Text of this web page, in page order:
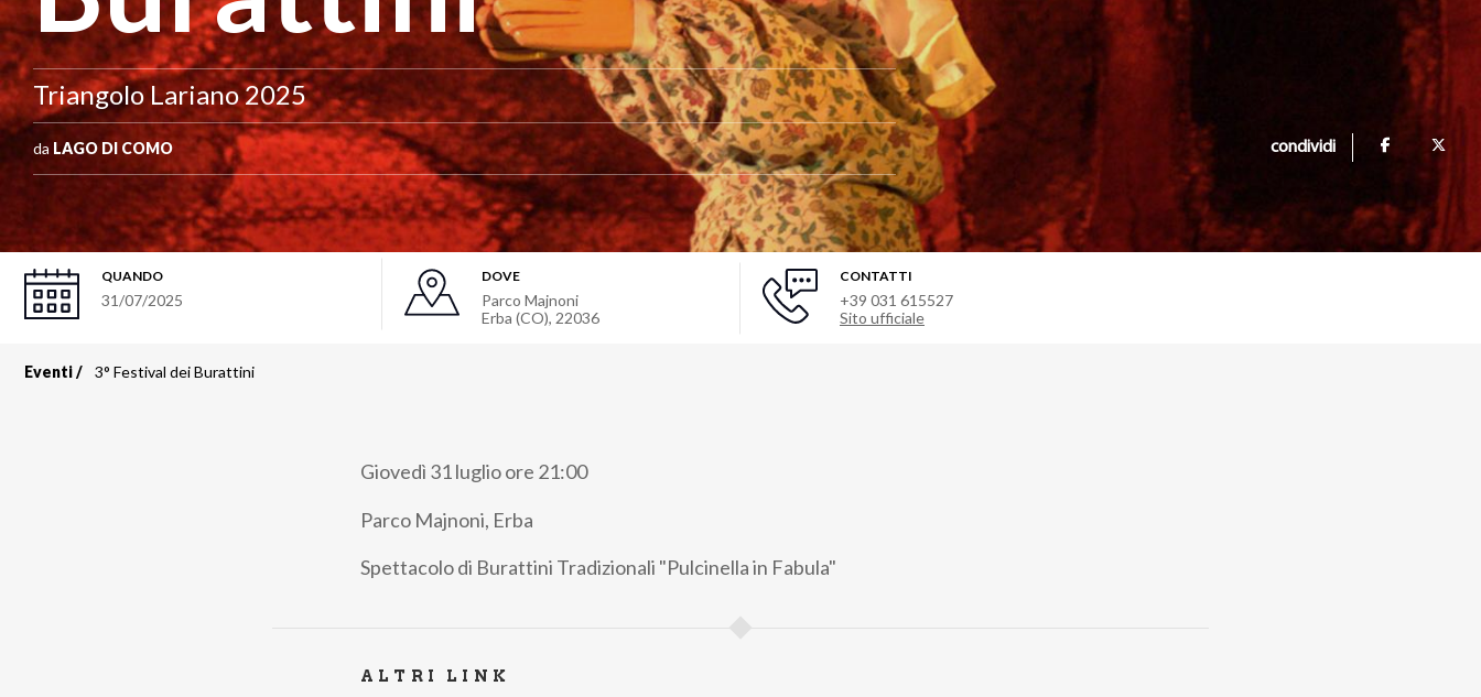
Triangolo Lariano 2025
da LAGO DI COMO condividi
QUANDO
31/07/2025
DOVE
Parco Majnoni
Erba (CO), 22036
CONTATTI
+39 031 615527
Sito ufficiale
Eventi 3° Festival dei Burattini
Giovedì 31 luglio ore 21:00
Parco Majnoni, Erba
Spettacolo di Burattini Tradizionali "Pulcinella in Fabula"
ALTRI LINK